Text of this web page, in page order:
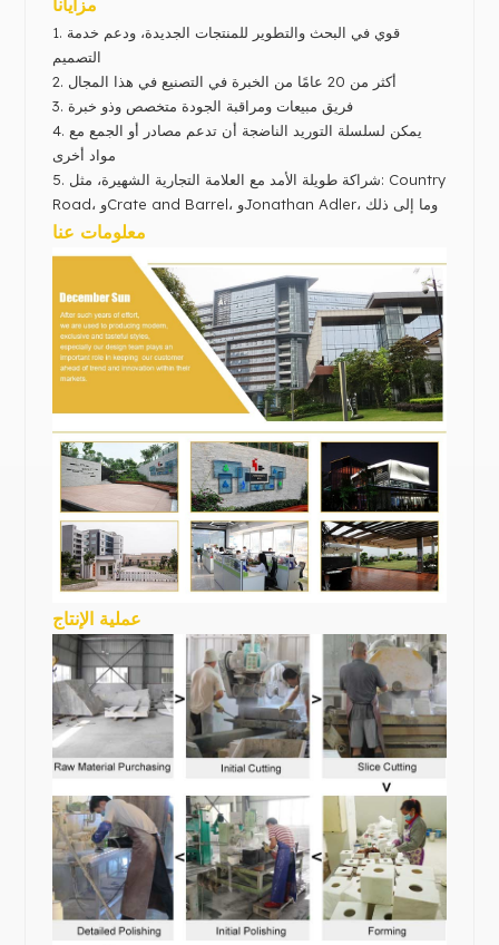
مزايانا
1. قوي في البحث والتطوير للمنتجات الجديدة، ودعم خدمة
التصميم
2.
أكثر من 20 عامًا من الخبرة في التصنيع في هذا المجال
3. فريق مبيعات ومراقبة الجودة متخصص وذو خبرة
4. يمكن لسلسلة التوريد الناضجة أن تدعم مصادر أو الجمع مع
مواد أخرى
5.
شراكة طويلة الأمد مع العلامة التجارية الشهيرة، مثل: Country
Road، وCrate and Barrel، وJonathan Adler، وما إلى ذلك
معلومات عنا
عملية الإنتاج